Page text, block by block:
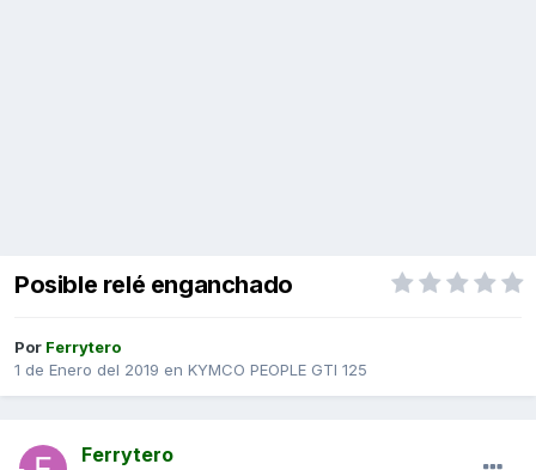
Posible relé enganchado
Por Ferrytero
1 de Enero del 2019 en KYMCO PEOPLE GTI 125
Ferrytero